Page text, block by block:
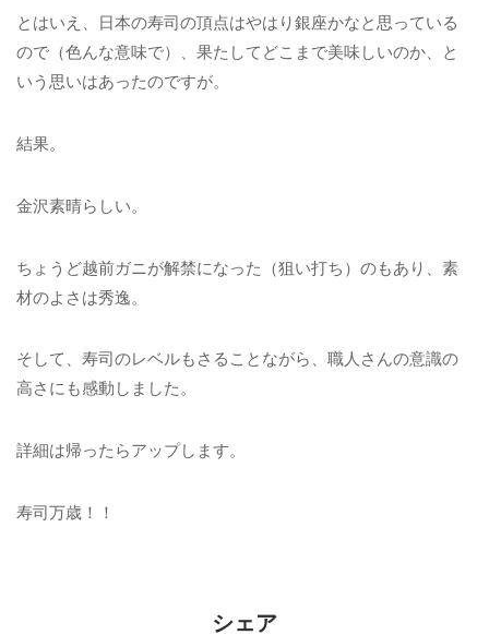
とはいえ、日本の寿司の頂点はやはり銀座かなと思っている
ので（色んな意味で）、果たしてどこまで美味しいのか、と
いう思いはあったのですが。
結果。
金沢素晴らしい。
ちょうど越前ガニが解禁になった（狙い打ち）のもあり、素
材のよさは秀逸。
そして、寿司のレベルもさることながら、職人さんの意識の
高さにも感動しました。
詳細は帰ったらアップします。
寿司万歳！！
シェア